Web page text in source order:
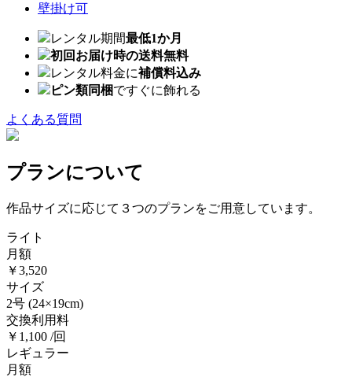
壁掛け可
レンタル期間最低1か月
初回お届け時の送料無料
レンタル料金に補償料込み
ピン類同梱ですぐに飾れる
よくある質問
プランについて
作品サイズに応じて３つのプランをご用意しています。
ライト
月額
￥3,520
サイズ
2号 (24×19cm)
交換利用料
￥1,100 /回
レギュラー
月額